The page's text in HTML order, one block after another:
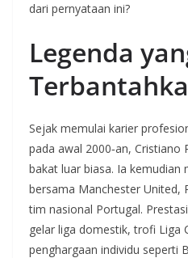
dari pernyataan ini?
Legenda
Sejak memulai karier
pada awal 2000‑an,
bakat luar biasa. Ia kemudian
bersama Manchester United,
tim nasional Portugal.
gelar liga domestik, trofi Liga
penghargaan individu seperti